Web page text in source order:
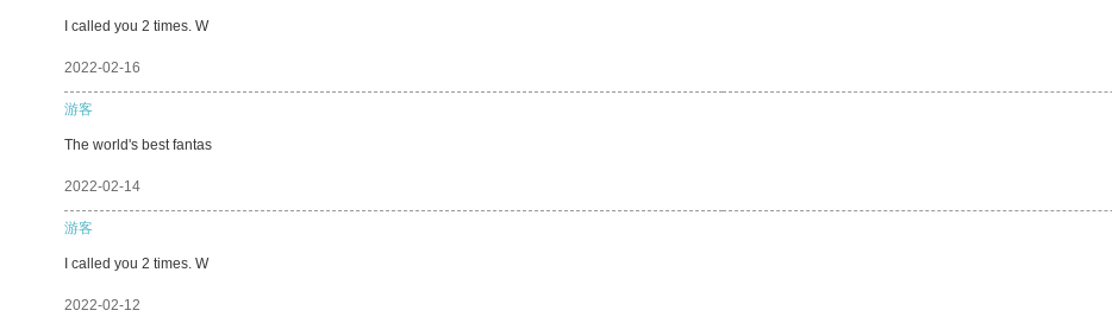
I called you 2 times. W
2022-02-16
游客
The world's best fantas
2022-02-14
游客
I called you 2 times. W
2022-02-12